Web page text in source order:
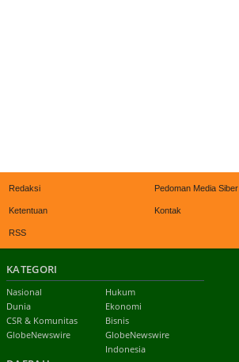
Redaksi Pedoman Media Siber
Ketentuan Kontak
RSS
KATEGORI
Nasional
Hukum
Dunia
Ekonomi
CSR & Komunitas
Bisnis
GlobeNewswire
GlobeNewswire
Indonesia